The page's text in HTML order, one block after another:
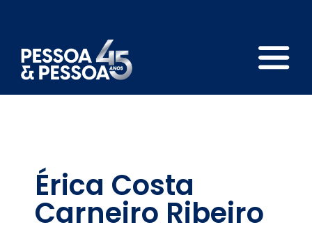
Érica Costa
Carneiro Ribeiro